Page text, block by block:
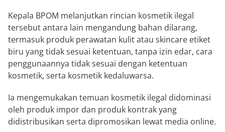
Kepala BPOM melanjutkan rincian kosmetik ilegal
tersebut antara lain mengandung bahan dilarang,
termasuk produk perawatan kulit atau skincare etiket
biru yang tidak sesuai ketentuan, tanpa izin edar, cara
penggunaannya tidak sesuai dengan ketentuan
kosmetik, serta kosmetik kedaluwarsa.
Ia mengemukakan temuan kosmetik ilegal didominasi
oleh produk impor dan produk kontrak yang
didistribusikan serta dipromosikan lewat media online.